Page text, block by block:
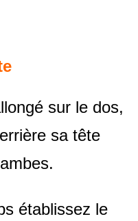
sur le dos,
sa tête
établissez le